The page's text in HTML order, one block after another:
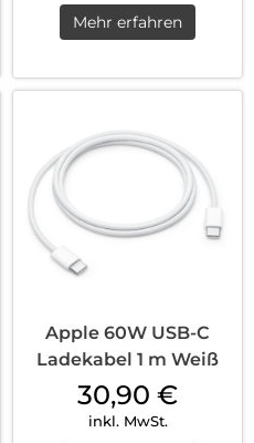
Mehr erfahren
Apple 60W USB-C
Ladekabel 1 m Weiß
30,90 €
inkl. MwSt.